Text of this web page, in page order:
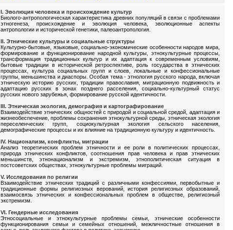
I. Эволюция человека и происхождение культур
Биолого-антропологическая характеристика древних популяций в связи с проблемами
этногенеза, происхождение и эволюция человека, эволюционные аспекты
антропологии и исторической генетики, палеоантропология.
II. Этнические культуры и социальные структуры
Культурно-бытовые, языковые, социально-экономические особенности народов мира,
формирование и функционирование народной культуры, этнокультурные процессы,
трансформация традиционных культур и их адаптация к современным условиям,
бытовые традиции в исторической ретроспективе, роль государства в этнических
процессах, культура социальных групп и слоев, локальные и конфессиональные
группы, меньшинства и диаспоры. Особая тема - этнология русского народа, включая
этническую историю русских, традиции православия, миграционную подвижность и
адаптацию русских в зонах позднего расселения, социально-культурный статус
русских нового зарубежья, формирование русской идентичности.
III. Этническая экология, демография и картографирование
Взаимодействие этнических общностей с природой и социальной средой, адаптация и
жизнеобеспечение, проблемы сохранения этнокультурной среды, этническая экология
переселенческих групп, социокультурная экология сельского населения,
демографические процессы и их влияние на традиционную культуру и идентичность.
IV. Национализм, конфликты, миграции
Анализ теоретических проблем этничности и ее роли в политических процессах,
природа этнических конфликтов, соотношения прав человека и прав этнических
меньшинств, этнонационализм и экстремизм, этнополитическая ситуация в
постсоветских обществах, этнокультурные проблемы миграций.
V. Исследования по религии
Взаимодействие этнических традиций с различными конфессиями, первобытные и
традиционные формы религиозных верований, история религиозных образований,
взаимосвязь этнических и конфессиональных проблем в обществе, религиозный
экстремизм.
VI. Гендерные исследования
Этносоциальные и этнокультурные проблемы семьи, этнические особенности
функционирования семьи и семейных отношений, межличностные отношения в